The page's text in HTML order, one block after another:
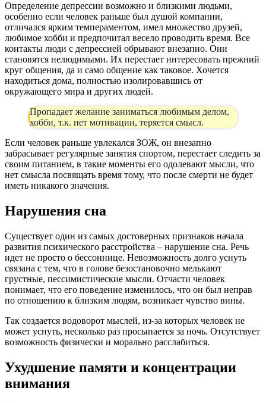
Определение депрессии возможно и близкими людьми,
особенно если человек раньше был душой компании,
отличался ярким темпераментом, имел множество друзей,
любимое хобби и предпочитал весело проводить время. Все
контакты люди с депрессией обрывают внезапно. Они
становятся нелюдимыми. Их перестает интересовать прежний
круг общения, да и само общение как таковое. Хочется
находиться дома, полностью изолировавшись от
окружающего мира и других людей.
Пропадает желание заниматься любимым делом,
хобби, т.к. нет мотивации, теряется смысл.
Если человек раньше увлекался ЗОЖ, он внезапно
забрасывает регулярные занятия спортом, перестает следить за
своим питанием, в такие моменты его одолевают мысли, что
нет смысла посвящать время тому, что после смерти не будет
иметь никакого значения.
Нарушения сна
Существует один из самых достоверных признаков начала
развития психического расстройства – нарушение сна. Речь
идет не просто о бессоннице. Невозможность долго уснуть
связана с тем, что в голове безостановочно мелькают
грустные, пессимистические мысли. Отчасти человек
понимает, что его поведение изменилось, что он был неправ
по отношению к близким людям, возникает чувство вины.
Так создается водоворот мыслей, из-за которых человек не
может уснуть, несколько раз просыпается за ночь. Отсутствует
возможность физически и морально расслабиться.
Ухудшение памяти и концентрации
внимания